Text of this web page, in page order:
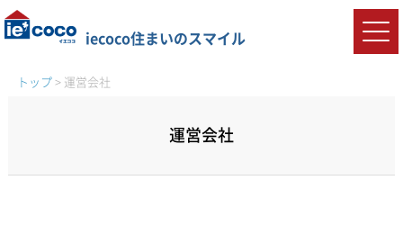
iecoco住まいのスマイル
トップ> 運営会社
運営会社